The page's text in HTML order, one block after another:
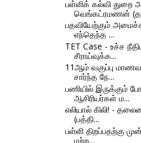
பள்ளிக் கல்வி துறை
வெங்கட்ரமணன்
பதவியேற்கும்
எந்தெந்த ...
TET Case - உச்ச
சீராய்வுக்க...
11ஆம் வகுப்பு
சார்ந்த நே...
பணியில் இருக்கும்
ஆசிரியர்கள் ம...
எலியால் கிலி! -
(பத்தி...
பள்ளி திறப்பதற்கு
மற்ற...